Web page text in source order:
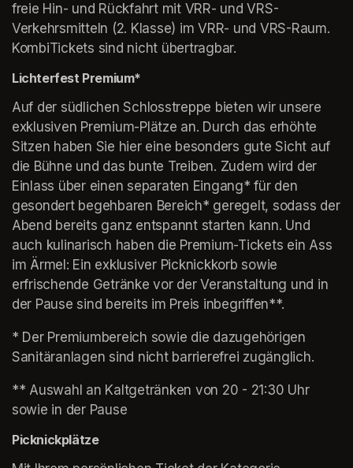
freie Hin- und Rückfahrt mit VRR- und VRS-
Verkehrsmitteln (2. Klasse) im VRR- und VRS-Raum.
KombiTickets sind nicht übertragbar.
Lichterfest Premium*
Auf der südlichen Schlosstreppe bieten wir unsere
exklusiven Premium-Plätze an. Durch das erhöhte
Sitzen haben Sie hier eine besonders gute Sicht auf
die Bühne und das bunte Treiben. Zudem wird der
Einlass über einen separaten Eingang* für den
gesondert begehbaren Bereich* geregelt, sodass der
Abend bereits ganz entspannt starten kann. Und
auch kulinarisch haben die Premium-Tickets ein Ass
im Ärmel: Ein exklusiver Picknickkorb sowie
erfrischende Getränke vor der Veranstaltung und in
der Pause sind bereits im Preis inbegriffen**.
* Der Premiumbereich sowie die dazugehörigen
Sanitäranlagen sind nicht barrierefrei zugänglich.
** Auswahl an Kaltgetränken von 20 - 21:30 Uhr
sowie in der Pause
Picknickplätze